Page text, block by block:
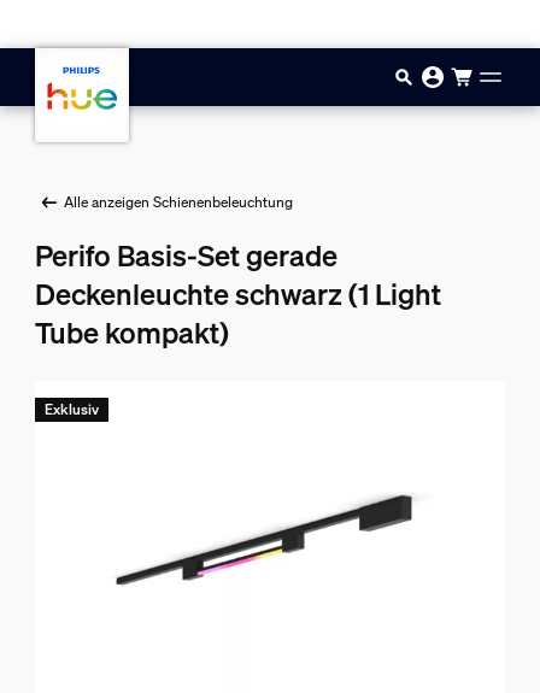
Alle anzeigen Schienenbeleuchtung
Perifo Basis-Set gerade
Deckenleuchte schwarz (1 Light
Tube kompakt)
Exklusiv